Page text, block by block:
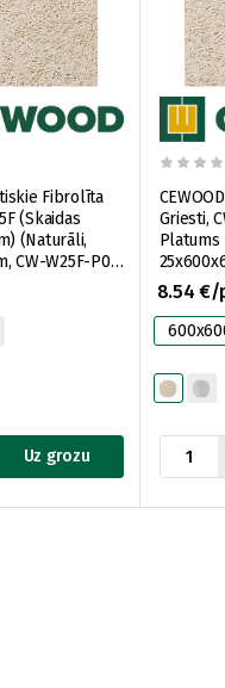
Fibrolīta
(Skaidas
(Naturāli,
CW-W25F-P0-
Uz grozu
Griesti,
Platums
8.54 €/